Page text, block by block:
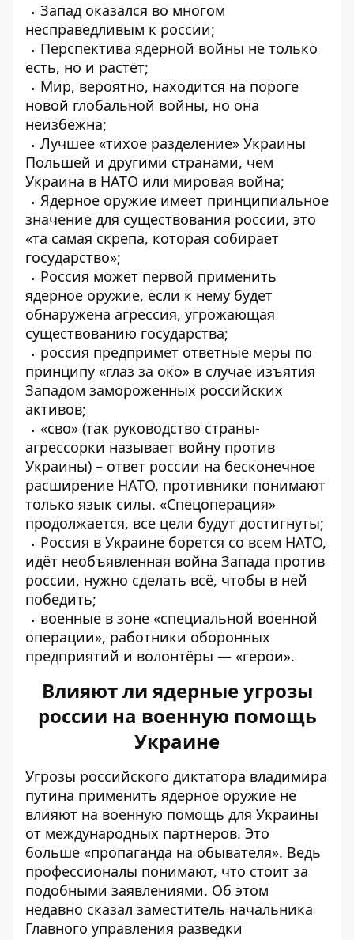
Запад оказался во многом
несправедливым к россии;
Перспектива ядерной войны не только
есть, но и растёт;
Мир, вероятно, находится на пороге
новой глобальной войны, но она
неизбежна;
Лучшее «тихое разделение» Украины
Польшей и другими странами, чем
Украина в НАТО или мировая война;
Ядерное оружие имеет принципиальное
значение для существования россии, это
«та самая скрепа, которая собирает
государство»;
Россия может первой применить
ядерное оружие, если к нему будет
обнаружена агрессия, угрожающая
существованию государства;
россия предпримет ответные меры по
принципу «глаз за око» в случае изъятия
Западом замороженных российских
активов;
«сво» (так руководство страны-
агрессорки называет войну против
Украины) – ответ россии на бесконечное
расширение НАТО, противники понимают
только язык силы. «Спецоперация»
продолжается, все цели будут достигнуты;
Россия в Украине борется со всем НАТО,
идёт необъявленная война Запада против
россии, нужно сделать всё, чтобы в ней
победить;
военные в зоне «специальной военной
операции», работники оборонных
предприятий и волонтёры — «герои».
Влияют ли ядерные угрозы
россии на военную помощь
Украине
Угрозы российского диктатора владимира
путина применить ядерное оружие не
влияют на военную помощь для Украины
от международных партнеров. Это
больше «пропаганда на обывателя». Ведь
профессионалы понимают, что стоит за
подобными заявлениями. Об этом
недавно сказал заместитель начальника
Главного управления разведки